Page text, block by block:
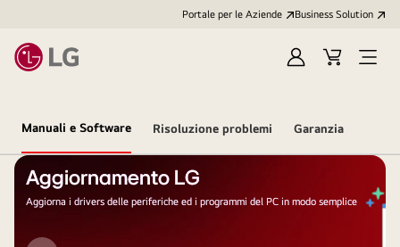
Portale per le Aziende Business Solution
AccediCart
Open
Manuali e Software Risoluzione problemi Garanzia
Aggiornamento LG
Aggiorna i drivers delle periferiche ed i programmi del PC in modo semplice